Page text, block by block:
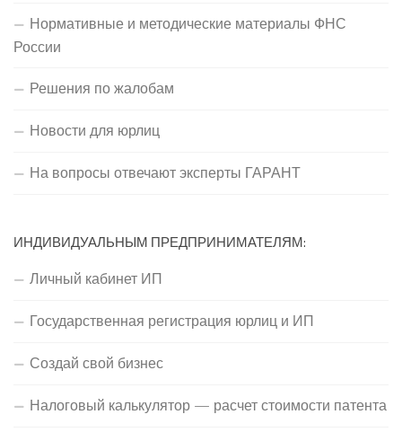
Нормативные и методические материалы ФНС
России
Решения по жалобам
Новости для юрлиц
На вопросы отвечают эксперты ГАРАНТ
ИНДИВИДУАЛЬНЫМ ПРЕДПРИНИМАТЕЛЯМ:
Личный кабинет ИП
Государственная регистрация юрлиц и ИП
Создай свой бизнес
Налоговый калькулятор — расчет стоимости патента